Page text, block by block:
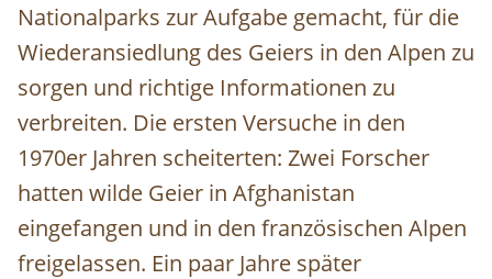
Nationalparks zur Aufgabe gemacht, für die
Wiederansiedlung des Geiers in den Alpen zu
sorgen und richtige Informationen zu
verbreiten. Die ersten Versuche in den
1970er Jahren scheiterten: Zwei Forscher
hatten wilde Geier in Afghanistan
eingefangen und in den französischen Alpen
freigelassen. Ein paar Jahre später